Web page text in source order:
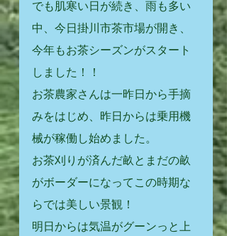
でも肌寒い日が続き、雨も多い
中、今日掛川市茶市場が開き、
今年もお茶シーズンがスタート
しました！！
お茶農家さんは一昨日から手摘
みをはじめ、昨日からは乗用機
械が稼働し始めました。
お茶刈りが済んだ畝とまだの畝
がボーダーになってこの時期な
らでは美しい景観！
明日からは気温がグーンっと上